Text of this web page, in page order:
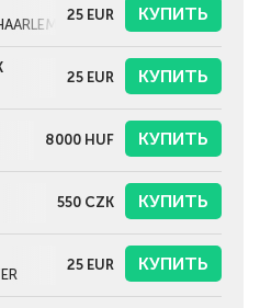
CENTRUM
25 EUR КУПИТЬ
25 EUR КУПИТЬ
8000 HUF КУПИТЬ
550 CZK КУПИТЬ
25 EUR КУПИТЬ